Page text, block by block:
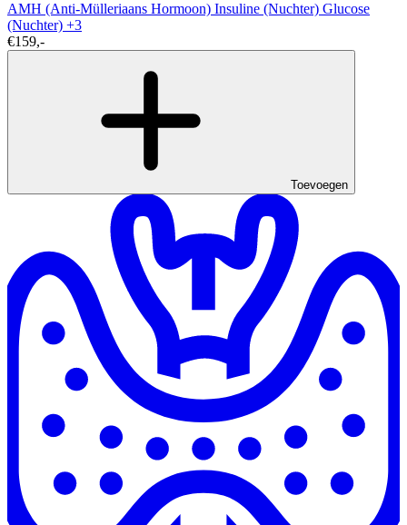
AMH (Anti-Mülleriaans Hormoon) Insuline (Nuchter) Glucose
(Nuchter) +3
€159,-
Toevoegen